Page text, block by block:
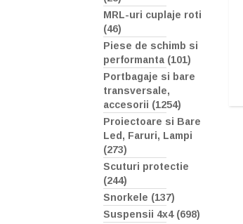
MRL-uri cuplaje roti
(46)
Piese de schimb si
performanta (101)
Portbagaje si bare
transversale,
accesorii (1254)
Proiectoare si Bare
Led, Faruri, Lampi
(273)
Scuturi protectie
(244)
Snorkele (137)
Suspensii 4x4 (698)